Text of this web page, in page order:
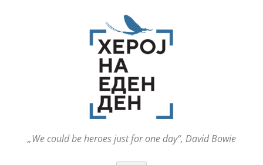
„We could be heroes just for one day“, David Bowie